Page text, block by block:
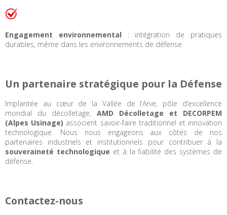
Engagement environnemental : intégration de pratiques
durables, même dans les environnements de défense.
Un partenaire stratégique pour la Défense
Implantée au cœur de la Vallée de l’Arve, pôle d’excellence
mondial du décolletage,AMD Décolletage et DECORPEM
(Alpes Usinage) associent savoir-faire traditionnel et innovation
technologique. Nous nous engageons aux côtés de nos
partenaires industriels et institutionnels pour contribuer à la
souveraineté technologique et à la fiabilité des systèmes de
défense.
Contactez-nous